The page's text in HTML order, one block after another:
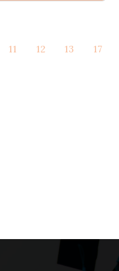
vấn Interlink
11 12 13 17